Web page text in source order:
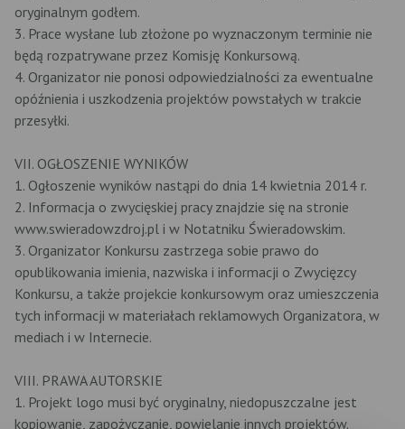
oryginalnym godłem.
3. Prace wysłane lub złożone po wyznaczonym terminie nie
będą rozpatrywane przez Komisję Konkursową.
4. Organizator nie ponosi odpowiedzialności za ewentualne
opóźnienia i uszkodzenia projektów powstałych w trakcie
przesyłki.
VII. OGŁOSZENIE WYNIKÓW
1. Ogłoszenie wyników nastąpi do dnia 14 kwietnia 2014 r.
2. Informacja o zwycięskiej pracy znajdzie się na stronie
www.swieradowzdroj.pl i w Notatniku Świeradowskim.
3. Organizator Konkursu zastrzega sobie prawo do
opublikowania imienia, nazwiska i informacji o Zwycięzcy
Konkursu, a także projekcie konkursowym oraz umieszczenia
tych informacji w materiałach reklamowych Organizatora, w
mediach i w Internecie.
VIII. PRAWA AUTORSKIE
1. Projekt logo musi być oryginalny, niedopuszczalne jest
kopiowanie, zapożyczanie, powielanie innych projektów.